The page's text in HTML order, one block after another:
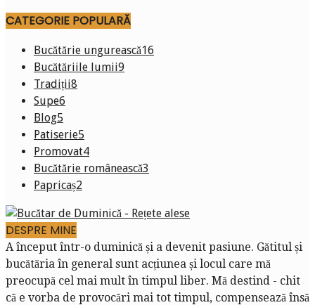
CATEGORIE POPULARĂ
Bucătărie ungurească16
Bucătăriile lumii9
Tradiții8
Supe6
Blog5
Patiserie5
Promovat4
Bucătărie românească3
Papricaș2
DESPRE MINE
A început într-o duminică și a devenit pasiune. Gătitul și
bucătăria în general sunt acțiunea și locul care mă
preocupă cel mai mult în timpul liber. Mă destind - chit
că e vorba de provocări mai tot timpul, compensează însă